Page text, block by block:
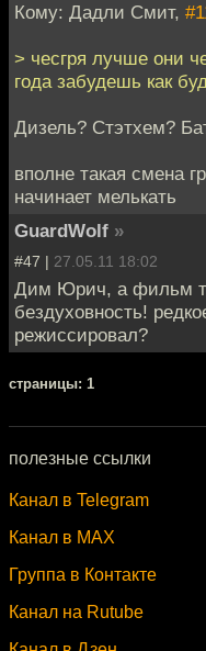
Кому: Дадли Смит,
> чесгря лучше они
года забудешь как
Дизель? Стэтхем?
вполне такая смена
начинает мелькать
GuardWolf »
#47 | 27.05.11 18:02
Дим Юрич, а фильм
бездуховность!
режиссировал?
cтраницы: 1
полезные ссылки
Канал в Telegram
Канал в MAX
Группа в Контакте
Канал на Rutube